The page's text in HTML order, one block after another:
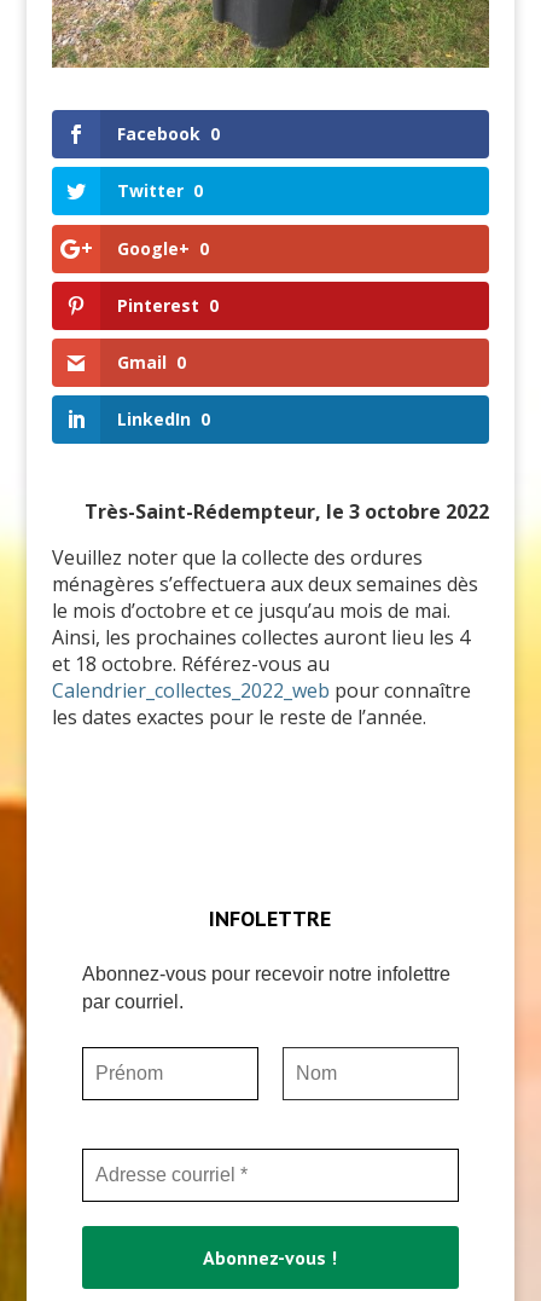
Facebook 0
Twitter 0
Google+ 0
Pinterest 0
Gmail 0
LinkedIn 0
Très-Saint-Rédempteur, le 3 octobre 2022
Veuillez noter que la collecte des ordures
ménagères s’effectuera aux deux semaines dès
le mois d’octobre et ce jusqu’au mois de mai.
Ainsi, les prochaines collectes auront lieu les 4
et 18 octobre. Référez-vous au
Calendrier_collectes_2022_web pour connaître
les dates exactes pour le reste de l’année.
INFOLETTRE
Abonnez-vous pour recevoir notre infolettre
par courriel.